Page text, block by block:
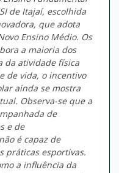
de Itajaí, escolhida
que adota
Ensino Médio. Os
a maioria dos
da atividade física
de vida, o incentivo
ainda se mostra
Observa-se que a
de
e de
é capaz de
práticas esportivas.
a influência da